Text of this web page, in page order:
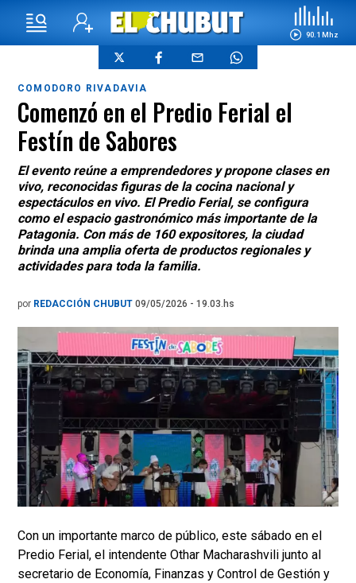
90.1 Mhz
COMODORO RIVADAVIA
Comenzó en el Predio Ferial el
Festín de Sabores
El evento reúne a emprendedores y propone clases en
vivo, reconocidas figuras de la cocina nacional y
espectáculos en vivo. El Predio Ferial, se configura
como el espacio gastronómico más importante de la
Patagonia. Con más de 160 expositores, la ciudad
brinda una amplia oferta de productos regionales y
actividades para toda la familia.
por REDACCIÓN CHUBUT 09/05/2026 - 19.03.hs
Con un importante marco de público, este sábado en el
Predio Ferial, el intendente Othar Macharashvili junto al
secretario de Economía, Finanzas y Control de Gestión y